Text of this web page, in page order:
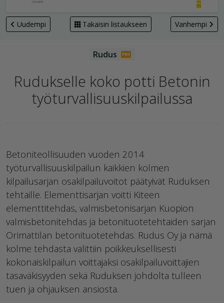
Uudempi Takaisin listaukseen Vanhempi
Rudukselle koko potti Betonin
työturvallisuuskilpailussa
Betoniteollisuuden vuoden 2014
työturvallisuuskilpailun kaikkien kolmen
kilpailusarjan osakilpailuvoitot päätyivät Ruduksen
tehtaille. Elementtisarjan voitti Kiteen
elementtitehdas, valmisbetonisarjan Kuopion
valmisbetonitehdas ja betonituotetehtaiden sarjan
Orimattilan betonituotetehdas. Rudus Oy ja nämä
kolme tehdasta valittiin poikkeuksellisesti
kokonaiskilpailun voittajaksi osakilpailuvoittajien
tasaväkisyyden sekä Ruduksen johdolta tulleen
tuen ja ohjauksen ansiosta.